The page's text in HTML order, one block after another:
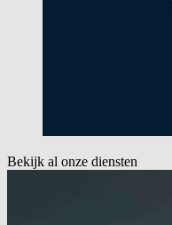
Bekijk al onze diensten